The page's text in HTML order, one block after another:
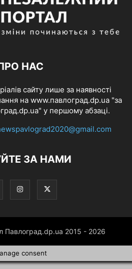
НАС
сайту лише за наявності
на www.павлоград.dp.ua "за
у першому абзаці.
ЗА НАМИ
Павлоград.dp.ua 2015 - 2026
consent